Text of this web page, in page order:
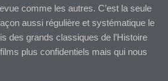
comme les autres. C’est la seule
aussi régulière et systématique le
des grands classiques de l’Histoire
plus confidentiels mais qui nous